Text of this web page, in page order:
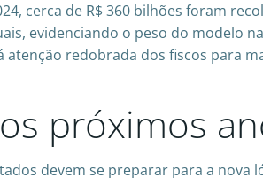
cerca de R$ 360 bilhões foram
evidenciando o peso do modelo
atenção redobrada dos fiscos para
próximos
devem se preparar para a nova